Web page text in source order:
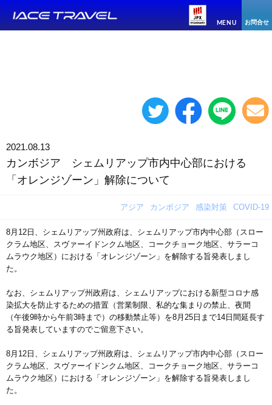
MENU お問合せ
2021.08.13
カンボジア シェムリアップ市内中心部における
「オレンジゾーン」解除について
アジア カンボジア 感染対策 COVID-19
8月12日、シェムリアップ州政府は、シェムリアップ市内中心部（スロー
クラム地区、スヴァーイドンクム地区、コークチョーク地区、サラーコ
ムラウク地区）における「オレンジゾーン」を解除する旨発表しまし
た。
なお、シェムリアップ州政府は、シェムリアップにおける新型コロナ感
染拡大を防止するための措置（営業制限、私的な集まりの禁止、夜間
（午後9時から午前3時まで）の移動禁止等）を8月25日まで14日間延長す
る旨発表していますのでご留意下さい。
8月12日、シェムリアップ州政府は、シェムリアップ市内中心部（スロー
クラム地区、スヴァーイドンクム地区、コークチョーク地区、サラーコ
ムラウク地区）における「オレンジゾーン」を解除する旨発表しまし
た。